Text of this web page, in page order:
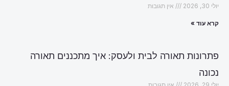
יולי 30, 2026 אין תגובות
קרא עוד »
פתרונות תאורה לבית ולעסק: איך מתכננים תאורה
נכונה